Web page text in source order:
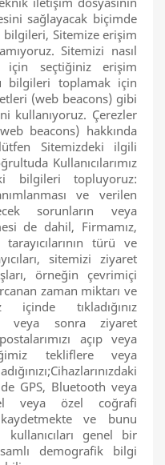
sağlayacak biçimde
Sitemize erişim
Sitemizi nasıl
için seçtiğiniz erişim
bilgileri toplamak için
(web beacons) gibi
kullanıyoruz. Çerezler
beacons) hakkında
Sitemizdeki ilgili
Kullanıcılarımız
bilgileri topluyoruz:
ve verilen
sorunların veya
de dahil, Firmamız,
türü ve
sitemizi ziyaret
örneğin çevrimiçi
zaman miktarı ve
tıkladığınız
veya sonra ziyaret
açıp veya
tekliflere veya
GPS, Bluetooth veya
veya özel coğrafi
ve bunu
genel bir
demografik bilgi